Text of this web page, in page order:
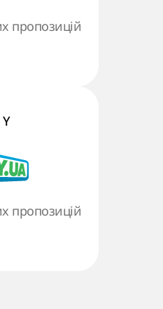
пропозицій
Y
пропозицій